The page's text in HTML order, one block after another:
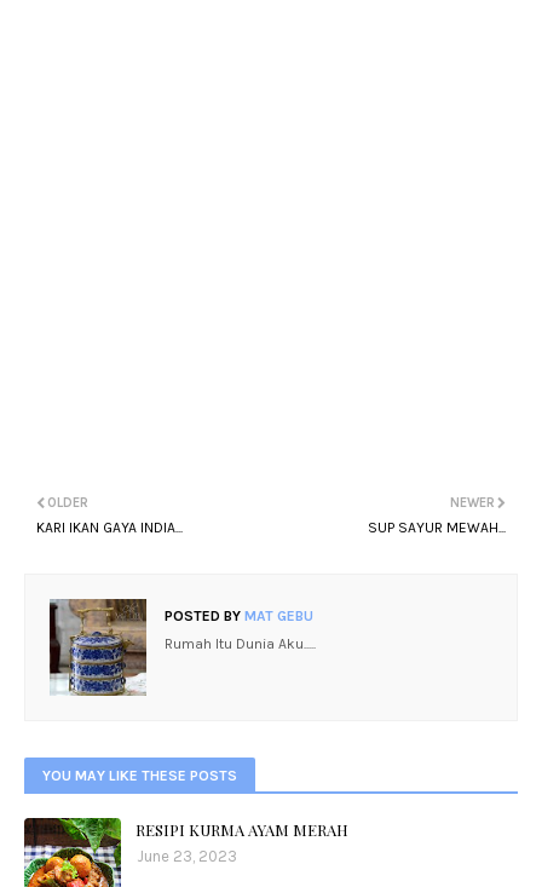
NEWER
SUP SAYUR MEWAH...
OLDER
KARI IKAN GAYA INDIA...
POSTED BY MAT GEBU
Rumah Itu Dunia Aku.....
YOU MAY LIKE THESE POSTS
RESIPI KURMA AYAM MERAH
June 23, 2023